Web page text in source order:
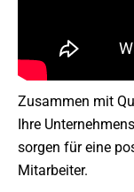
Zusammen mit
Ihre
sorgen für eine
Mitarbeiter.